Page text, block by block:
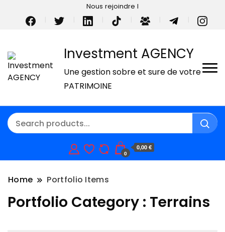
Nous rejoindre I
Investment AGENCY
Une gestion sobre et sure de votre
PATRIMOINE
0
0,00 €
Home Portfolio Items
Portfolio Category : Terrains